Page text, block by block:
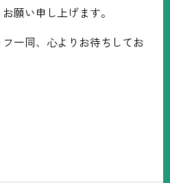
願い申し上げます。
一同、心よりお待ちしてお